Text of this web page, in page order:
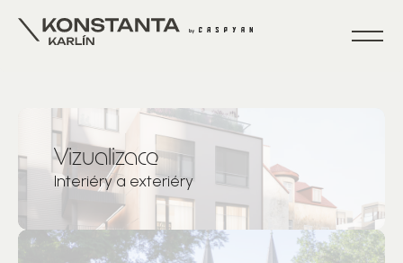
Vizualizace
Interiéry a exteriéry